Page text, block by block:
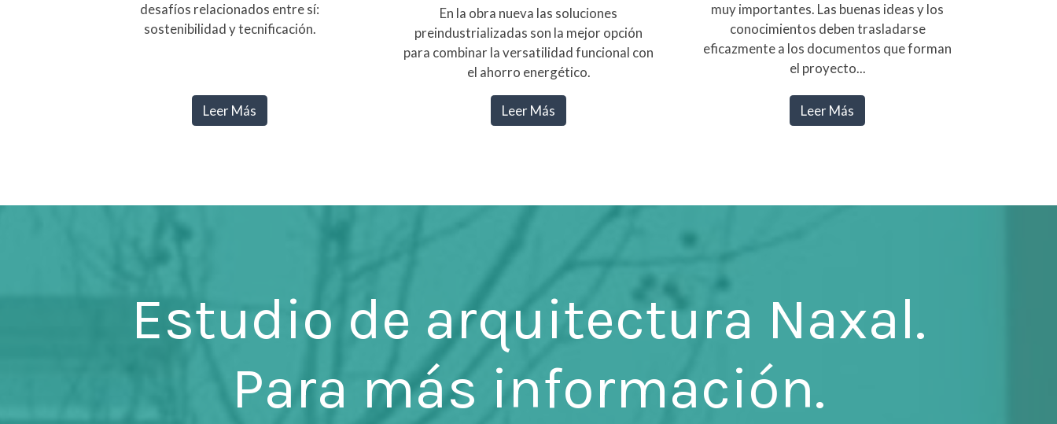
desafíos relacionados entre sí:
sostenibilidad y tecnificación.
Leer Más
En la obra nueva las soluciones
preindustrializadas son la mejor opción
para combinar la versatilidad funcional con
el ahorro energético.
Leer Más
muy importantes. Las buenas ideas y los
conocimientos deben trasladarse
eficazmente a los documentos que forman
el proyecto...
Leer Más
Estudio de arquitectura Naxal.
Para más información.